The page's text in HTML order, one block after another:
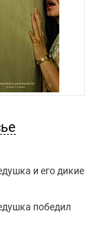
и его дикие
победил